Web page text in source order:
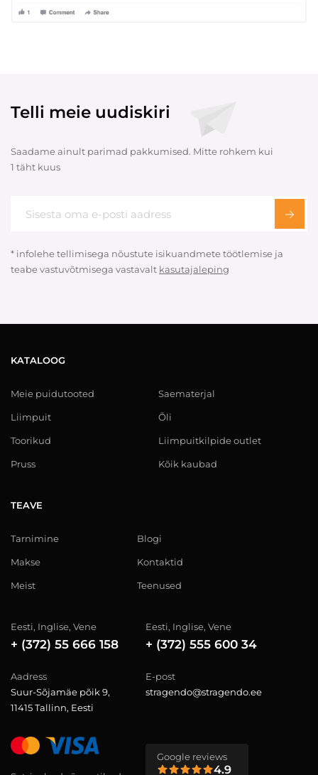
Telli meie uudiskiri
Saadame ainult parimad pakkumised. Mitte rohkem kui
1 täht kuus
* infolehe tellimisega nõustute isikuandmete töötlemise ja
teabe vastuvõtmisega vastavalt kasutajaleping
KATALOOG
Meie puidutooted
Liimpuit
Toorikud
Pruss
Saematerjal
Õli
Liimpuitkilpide outlet
Kõik kaubad
TEAVE
Tarnimine
Makse
Meist
Blogi
Kontaktid
Teenused
Eesti, Inglise, Vene
+ (372) 55 666 158
Eesti, Inglise, Vene
+ (372) 555 600 34
Aadress
Suur-Sõjamäe põik 9,
11415 Tallinn, Eesti
E-post
stragendo@stragendo.ee
Google reviews
4.9